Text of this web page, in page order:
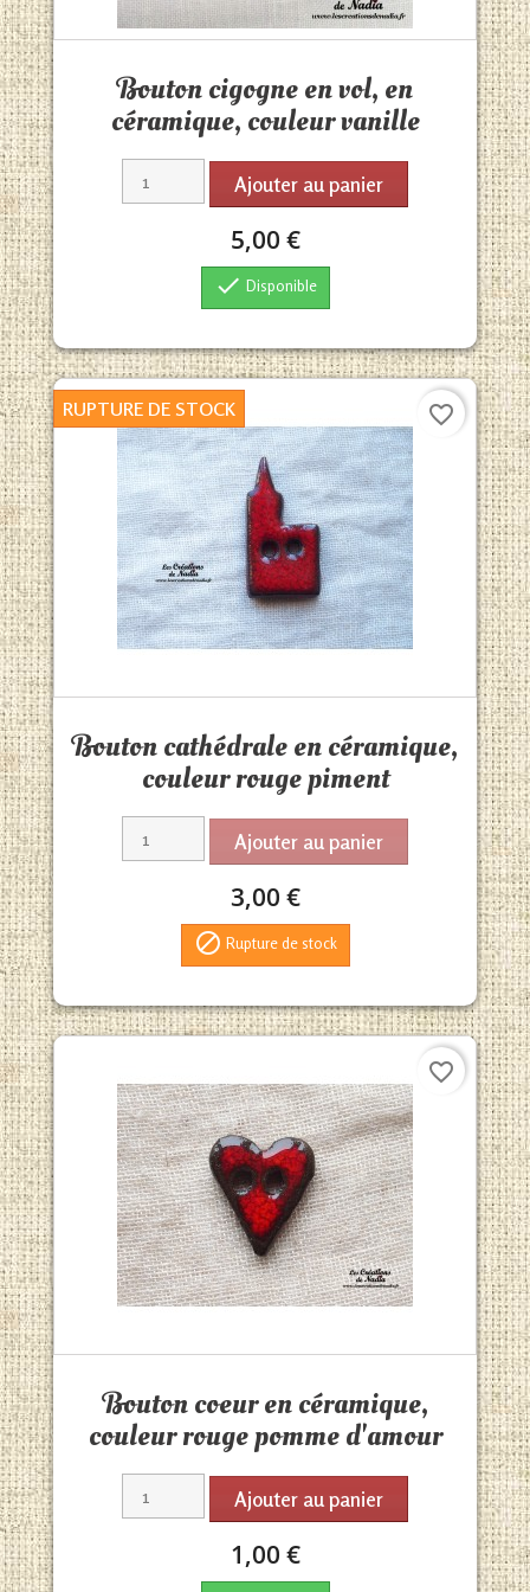
Bouton cigogne en vol, en
céramique, couleur vanille
Ajouter au panier
5,00 €
 Disponible
Bouton cathédrale en céramique,
couleur rouge piment
Ajouter au panier
3,00 €
 Rupture de stock
RUPTURE DE STOCK favorite_border
Bouton coeur en céramique,
couleur rouge pomme d'amour
Ajouter au panier
1,00 €
favorite_border